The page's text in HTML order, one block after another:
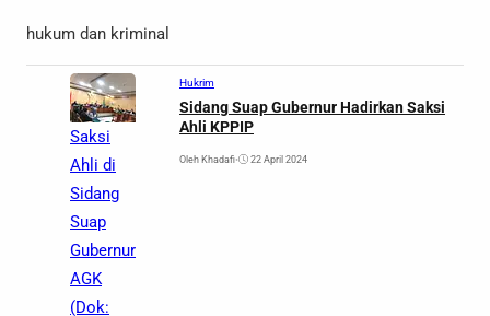
hukum dan kriminal
Saksi
Ahli di
Sidang
Suap
Gubernur
AGK
(Dok:
Hukrim
Sidang Suap Gubernur Hadirkan Saksi
Ahli KPPIP
Oleh Khadafi• 22 April 2024